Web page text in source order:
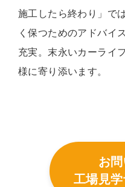
施工したら終わり」で
く保つためのアドバイ
充実。末永いカーライ
様に寄り添います。
お
工場見